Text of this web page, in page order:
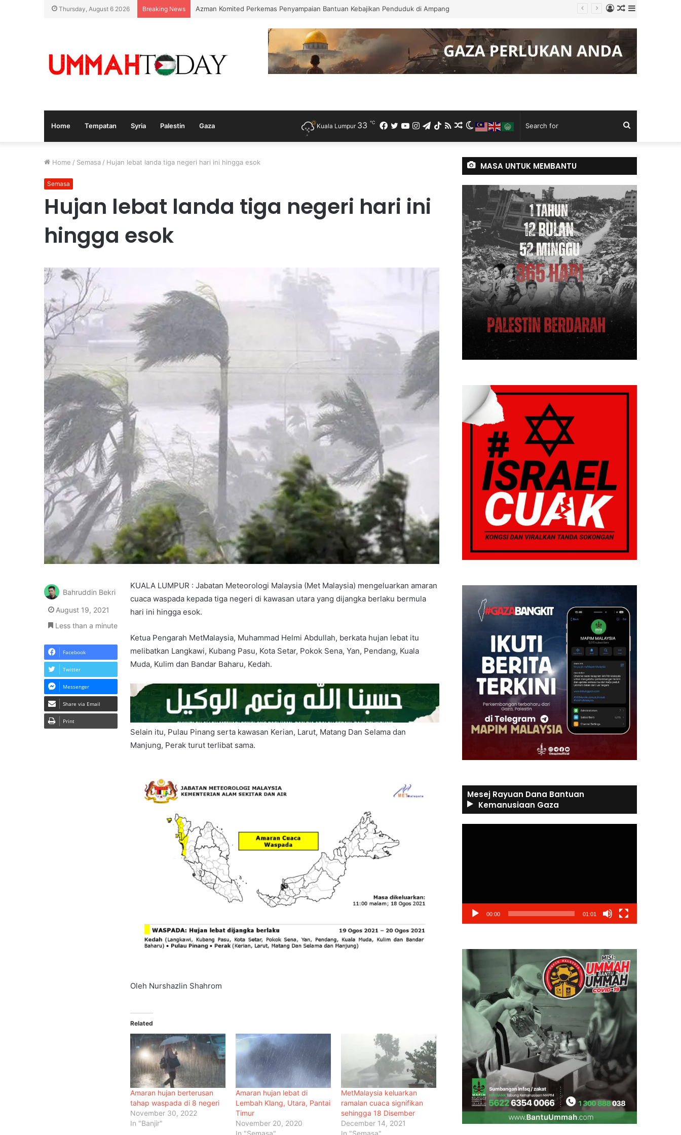
Thursday, August 6 2026 Breaking News Azman Komited Perkemas Penyampaian Bantuan Kebajikan Penduduk di Ampang
Random
Article
Log
In
Home Tempatan Syria Palestin Gaza
for
Switch
skin
Random
Article
RSS
TikTok
Telegram
Instagram
YouTube
Twitter
Facebook
Kuala Lumpur 33 ℃
Home / Semasa / Hujan lebat landa tiga negeri hari ini hingga esok
Semasa
Hujan lebat landa tiga negeri hari ini
hingga esok
KUALA LUMPUR : Jabatan Meteorologi Malaysia (Met Malaysia) mengeluarkan amaran
cuaca waspada kepada tiga negeri di kawasan utara yang dijangka berlaku bermula
hari ini hingga esok.
Ketua Pengarah MetMalaysia, Muhammad Helmi Abdullah, berkata hujan lebat itu
melibatkan Langkawi, Kubang Pasu, Kota Setar, Pokok Sena, Yan, Pendang, Kuala
Muda, Kulim dan Bandar Baharu, Kedah.
Selain itu, Pulau Pinang serta kawasan Kerian, Larut, Matang Dan Selama dan
Manjung, Perak turut terlibat sama.
Oleh Nurshazlin Shahrom
Related
Amaran hujan berterusan
tahap waspada di 8 negeri
November 30, 2022
In "Banjir"
Amaran hujan lebat di
Lembah Klang, Utara, Pantai
Timur
November 20, 2020
In "Semasa"
MetMalaysia keluarkan
ramalan cuaca signifikan
sehingga 18 Disember
December 14, 2021
In "Semasa"
Bahruddin Bekri
August 19, 2021
Less than a minute
Facebook
Twitter
Messenger
Share via Email
Print
MASA UNTUK MEMBANTU
Mesej Rayuan Dana Bantuan
Kemanusiaan Gaza
00:00 01:01